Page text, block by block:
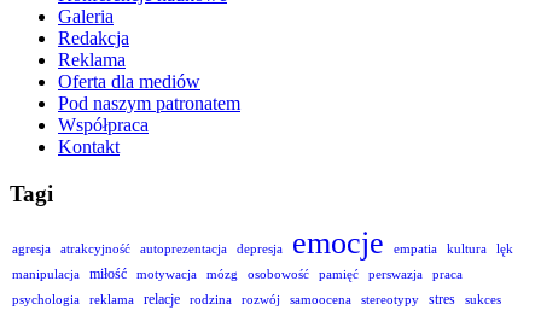
Galeria
Redakcja
Reklama
Oferta dla mediów
Pod naszym patronatem
Współpraca
Kontakt
Tagi
agresja atrakcyjność autoprezentacja depresja emocje empatia kultura
lęk
manipulacja
miłość motywacja mózg osobowość pamięć perswazja
praca
psychologia
reklama relacje rodzina rozwój samoocena stereotypy stres sukces